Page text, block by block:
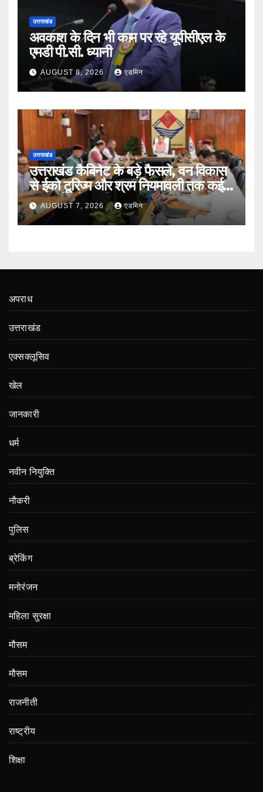
उत्तराखंड
अवकाश के दिन भी काम पर रहे यूपीसीएल के
एमडी पी.सी. ध्यानी
AUGUST 8, 2026 एडमिन
उत्तराखंड
उत्तराखंड कैबिनेट के बड़े फैसले, वन विकास
से ईको टूरिज्म और श्रम नियमावली तक कई
प्रस्तावों को मंजूरी
AUGUST 7, 2026 एडमिन
अपराध
उत्तराखंड
एक्सक्लूसिव
खेल
जानकारी
धर्म
नवीन नियुक्ति
नौकरी
पुलिस
ब्रेकिंग
मनोरंजन
महिला सुरक्षा
मौसम
मौसम
राजनीती
राष्ट्रीय
शिक्षा